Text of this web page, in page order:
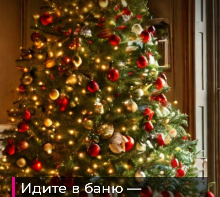
Идите в баню —